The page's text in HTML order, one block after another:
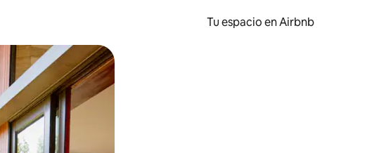
Tu espacio en Airbnb